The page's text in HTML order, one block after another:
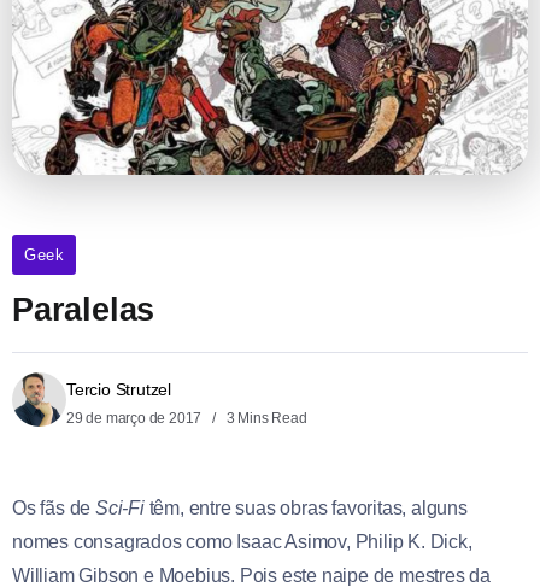
Geek
Paralelas
Tercio Strutzel
29 de março de 2017 3 Mins Read
Os fãs de Sci-Fitêm, entre suas obras favoritas, alguns
nomes consagrados como Isaac Asimov, Philip K. Dick,
William Gibson e Moebius. Pois este naipe de mestres da